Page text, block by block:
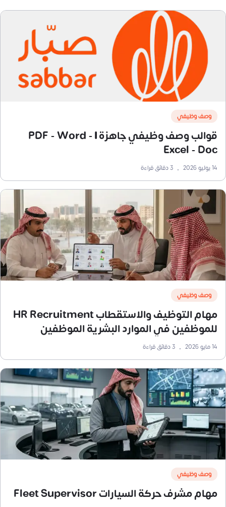
وصف وظيفي
قوالب وصف وظيفي جاهزة | PDF - Word -
Excel - Doc
14 يوليو 2026 •
3دقائق قراءة
وصف وظيفي
مهام التوظيف والاستقطاب HR Recruitment
للموظفين في الموارد البشرية الموظفين
14 مايو 2026 •
3دقائق قراءة
وصف وظيفي
مهام مشرف حركة السيارات Fleet Supervisor